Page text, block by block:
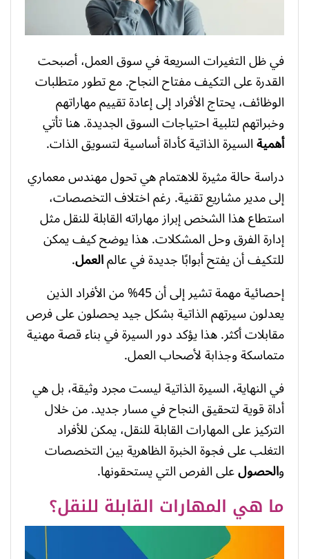
في ظل التغيرات السريعة في سوق العمل، أصبحت
القدرة على التكيف مفتاح النجاح. مع تطور متطلبات
الوظائف، يحتاج الأفراد إلى إعادة تقييم مهاراتهم
وخبراتهم لتلبية احتياجات السوق الجديدة. هنا تأتي
أهميةالسيرة الذاتية كأداة أساسية لتسويق الذات.
دراسة حالة مثيرة للاهتمام هي تحول مهندس معماري
إلى مدير مشاريع تقنية. رغم اختلاف التخصصات،
استطاع هذا الشخص إبراز مهاراته القابلة للنقل مثل
إدارة الفرق وحل المشكلات. هذا يوضح كيف يمكن
للتكيف أن يفتح أبوابًا جديدة في عالمالعمل.
إحصائية مهمة تشير إلى أن 45% من الأفراد الذين
يعدلون سيرتهم الذاتية بشكل جيد يحصلون على فرص
مقابلات أكثر. هذا يؤكد دور السيرة في بناء قصة مهنية
متماسكة وجذابة لأصحاب العمل.
في النهاية، السيرة الذاتية ليست مجرد وثيقة، بل هي
أداة قوية لتحقيق النجاح في مسار جديد. من خلال
التركيز على المهارات القابلة للنقل، يمكن للأفراد
التغلب على فجوة الخبرة الظاهرية بين التخصصات
والحصولعلى الفرص التي يستحقونها.
ما هي المهارات القابلة للنقل؟